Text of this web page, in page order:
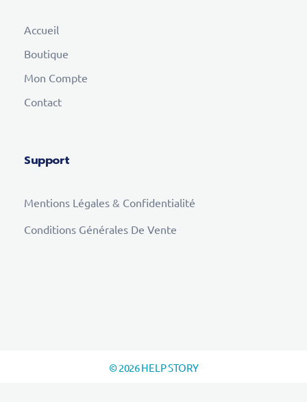
Accueil
Boutique
Mon Compte
Contact
Support
Mentions Légales & Confidentialité
Conditions Générales De Vente
© 2026 HELP STORY